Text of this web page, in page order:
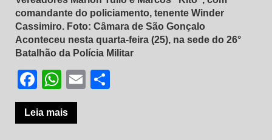
comandante do policiamento, tenente Winder
Cassimiro. Foto: Câmara de São Gonçalo
Aconteceu nesta quarta-feira (25), na sede do 26°
Batalhão da Polícia Militar
Facebook
WhatsApp
Email
Leia mais